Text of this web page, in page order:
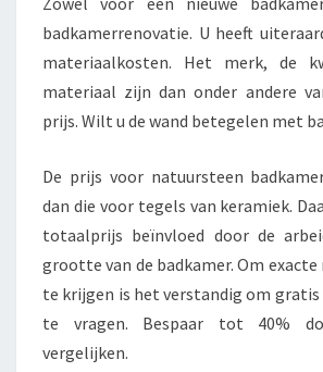
badkamerrenovatie. U heeft
materiaalkosten. Het merk, de
materiaal zijn dan onder andere
prijs. Wilt u de wand betegelen met
De prijs voor natuursteen
dan die voor tegels van keramiek.
totaalprijs beïnvloed door de
grootte van de badkamer. Om
te krijgen is het verstandig om
te vragen. Bespaar tot 40%
vergelijken.